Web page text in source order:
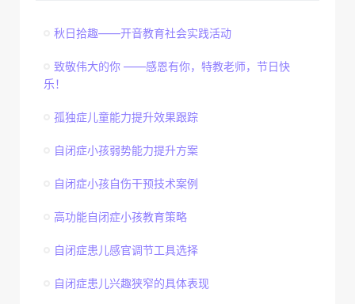
秋日拾趣——开音教育社会实践活动
致敬伟大的你 ——感恩有你，特教老师，节日快
乐！
孤独症儿童能力提升效果跟踪
自闭症小孩弱势能力提升方案
自闭症小孩自伤干预技术案例
高功能自闭症小孩教育策略
自闭症患儿感官调节工具选择
自闭症患儿兴趣狭窄的具体表现